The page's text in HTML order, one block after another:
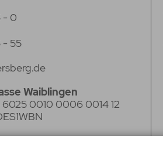
- 0
- 55
Waiblingen
6025 0010 0006 0014 12
eG